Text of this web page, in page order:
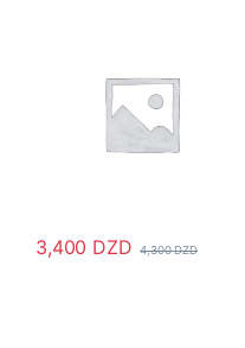
3,400 DZD 4,300DZD